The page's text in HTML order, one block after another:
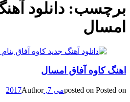
برچسب: دانلود
امسال
اهنگ کاوه آفاق امسال
posted on Posted on می 7, 2017 Author